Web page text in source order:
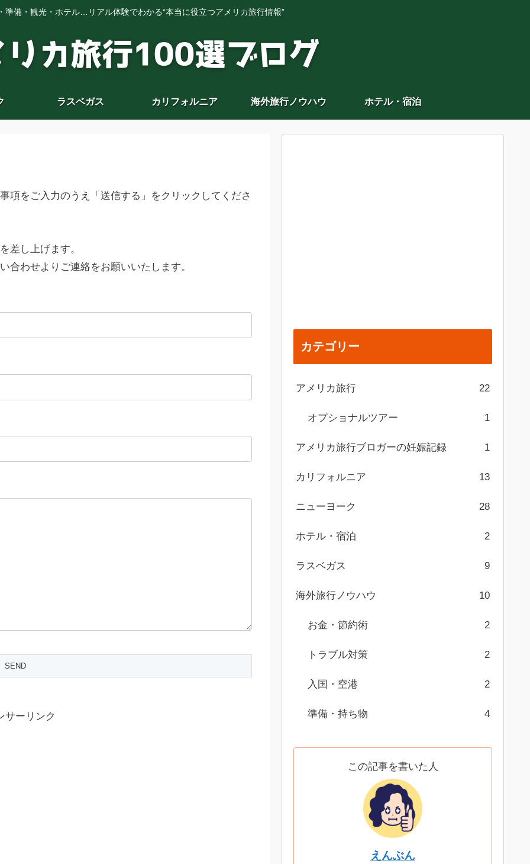
準備・観光・ホテル…リアル体験でわかる“本当に役立つアメリカ旅行情報”
ラスベガス カリフォルニア 海外旅行ノウハウ ホテル・宿泊
項をご入力のうえ「送信する」をクリックしてくださ
差し上げます。
合わせよりご連絡をお願いいたします。
サーリンク
カテゴリー
アメリカ旅行 22
オプショナルツアー 1
アメリカ旅行ブロガーの妊娠記録 1
カリフォルニア 13
ニューヨーク 28
ホテル・宿泊 2
ラスベガス 9
海外旅行ノウハウ 10
お金・節約術 2
トラブル対策 2
入国・空港 2
準備・持ち物 4
この記事を書いた人
えんぶん